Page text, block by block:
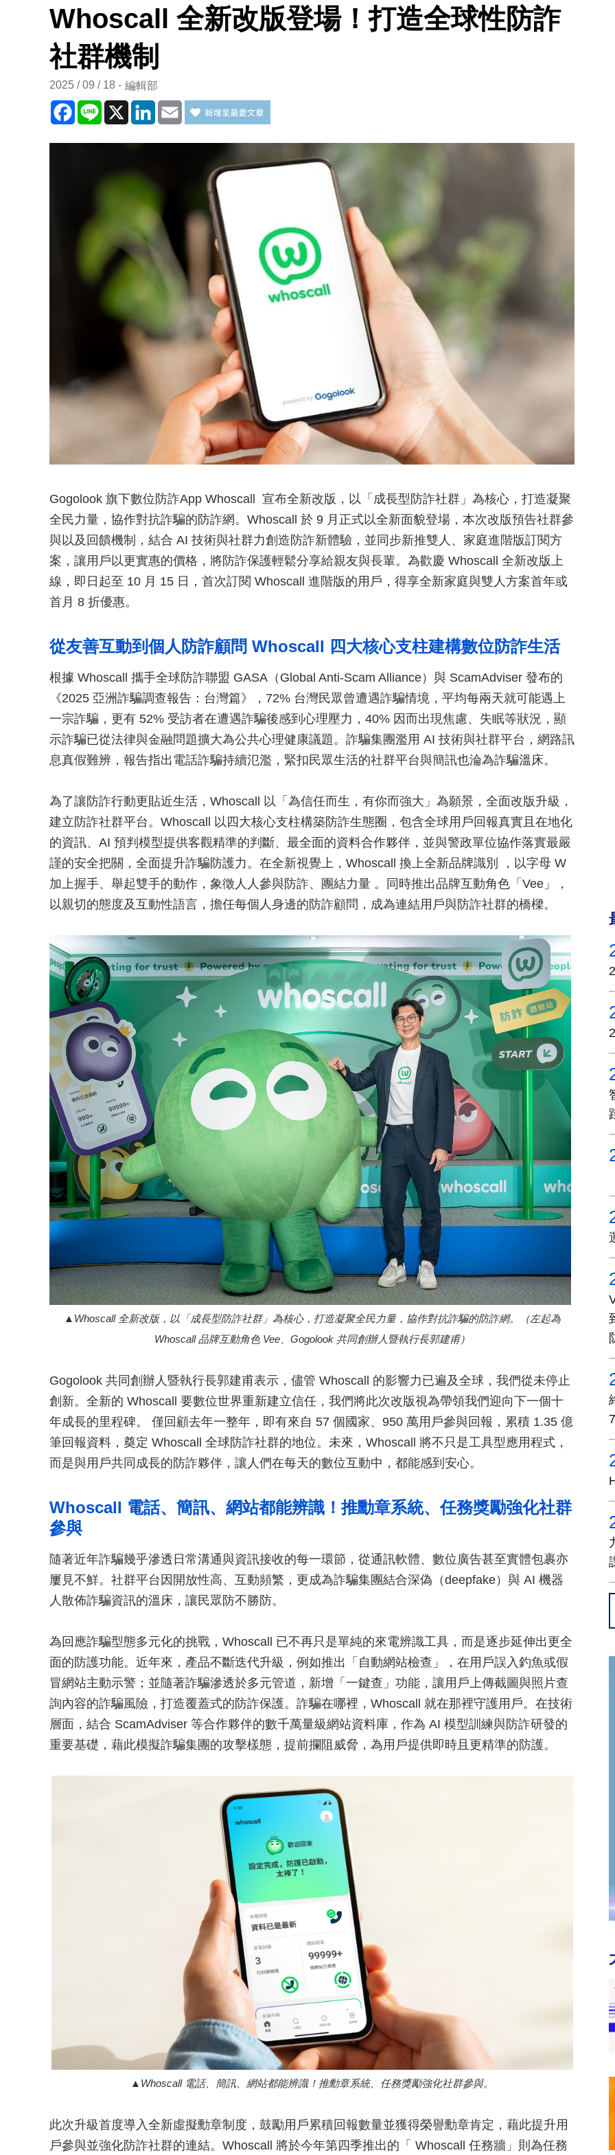
Whoscall 全新改版登場！打造全球性防詐
社群機制
2025 / 09 / 18 編輯部
Facebook
Line X LinkedInEmail
Gogolook 旗下數位防詐App Whoscall 宣布全新改版，以「成長型防詐社群」為核心，打造凝聚
全民力量，協作對抗詐騙的防詐網。Whoscall 於 9 月正式以全新面貌登場，本次改版預告社群參
與以及回饋機制，結合 AI 技術與社群力創造防詐新體驗，並同步新推雙人、家庭進階版訂閱方
案，讓用戶以更實惠的價格，將防詐保護輕鬆分享給親友與長輩。為歡慶 Whoscall 全新改版上
線，即日起至 10 月 15 日，首次訂閱 Whoscall 進階版的用戶，得享全新家庭與雙人方案首年或
首月 8 折優惠。
從友善互動到個人防詐顧問 Whoscall 四大核心支柱建構數位防詐生活
根據 Whoscall 攜手全球防詐聯盟 GASA（Global Anti-Scam Alliance）與 ScamAdviser 發布的
《2025 亞洲詐騙調查報告：台灣篇》，72% 台灣民眾曾遭遇詐騙情境，平均每兩天就可能遇上
一宗詐騙，更有 52% 受訪者在遭遇詐騙後感到心理壓力，40% 因而出現焦慮、失眠等狀況，顯
示詐騙已從法律與金融問題擴大為公共心理健康議題。詐騙集團濫用 AI 技術與社群平台，網路訊
息真假難辨，報告指出電話詐騙持續氾濫，緊扣民眾生活的社群平台與簡訊也淪為詐騙溫床。
為了讓防詐行動更貼近生活，Whoscall 以「為信任而生，有你而強大」為願景，全面改版升級，
建立防詐社群平台。Whoscall 以四大核心支柱構築防詐生態圈，包含全球用戶回報真實且在地化
的資訊、AI 預判模型提供客觀精準的判斷、最全面的資料合作夥伴，並與警政單位協作落實最嚴
謹的安全把關，全面提升詐騙防護力。在全新視覺上，Whoscall 換上全新品牌識別 ，以字母 W
加上握手、舉起雙手的動作，象徵人人參與防詐、團結力量 。同時推出品牌互動角色「Vee」，
以親切的態度及互動性語言，擔任每個人身邊的防詐顧問，成為連結用戶與防詐社群的橋樑。
Whoscall 全新改版，以「成長型防詐社群」為核心，打造凝聚全民力量，協作對抗詐騙的防詐網。（左起為
Whoscall 品牌互動角色 Vee、Gogolook 共同創辦人暨執行長郭建甫）
Gogolook 共同創辦⼈暨執⾏⻑郭建甫表⽰，儘管 Whoscall 的影響力已遍及全球，我們從未停止
創新。全新的 Whoscall 要數位世界重新建立信任，我們將此次改版視為帶領我們迎向下一個十
年成長的里程碑。 僅回顧去年一整年，即有來自 57 個國家、950 萬用戶參與回報，累積 1.35 億
筆回報資料，奠定 Whoscall 全球防詐社群的地位。未來，Whoscall 將不只是工具型應用程式，
而是與用戶共同成長的防詐夥伴，讓人們在每天的數位互動中，都能感到安心。
Whoscall 電話、簡訊、網站都能辨識！推勳章系統、任務獎勵強化社群
參與
隨著近年詐騙幾乎滲透日常溝通與資訊接收的每一環節，從通訊軟體、數位廣告甚至實體包裹亦
屢見不鮮。社群平台因開放性高、互動頻繁，更成為詐騙集團結合深偽（deepfake）與 AI 機器
人散佈詐騙資訊的溫床，讓民眾防不勝防。
為回應詐騙型態多元化的挑戰，Whoscall 已不再只是單純的來電辨識工具，而是逐步延伸出更全
面的防護功能。近年來，產品不斷迭代升級，例如推出「自動網站檢查」，在用戶誤入釣魚或假
冒網站主動示警；並隨著詐騙滲透於多元管道，新增「一鍵查」功能，讓用戶上傳截圖與照片查
詢內容的詐騙風險，打造覆蓋式的防詐保護。詐騙在哪裡，Whoscall 就在那裡守護用戶。在技術
層面，結合 ScamAdviser 等合作夥伴的數千萬量級網站資料庫，作為 AI 模型訓練與防詐研發的
重要基礎，藉此模擬詐騙集團的攻擊樣態，提前攔阻威脅，為用戶提供即時且更精準的防護。
Whoscall 電話、簡訊、網站都能辨識！推勳章系統、任務獎勵強化社群參與。
此次升級首度導入全新虛擬勳章制度，鼓勵用戶累積回報數量並獲得榮譽勳章肯定，藉此提升用
戶參與並強化防詐社群的連結。Whoscall 將於今年第四季推出的「 Whoscall 任務牆」則為任務